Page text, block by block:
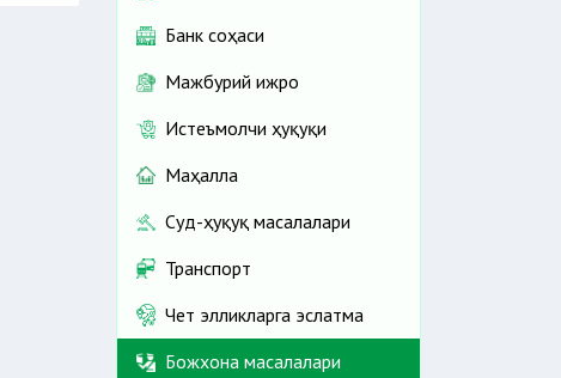
Банк соҳаси
Мажбурий ижро
Истеъмолчи ҳуқуқи
Маҳалла
Суд-ҳуқуқ масалалари
Транспорт
Чет элликларга эслатма
Божхона масалалари